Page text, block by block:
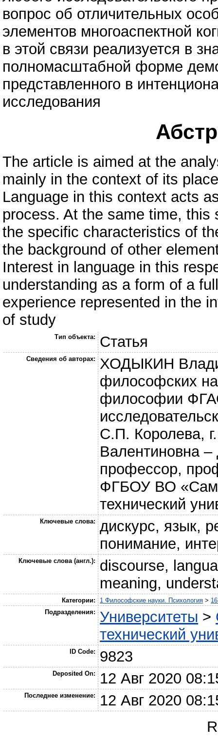
вопрос об отличительных
элементов многоаспектной
в этой связи реализуется в
полномасштабной форме
представленного в
исследования
The article is aimed at the
mainly in the context of its
Language in this context acts
process. At the same time,
the specific characteristics of
the background of other
Interest in language in this
understanding as a form of a
experience represented in the
of study
Тип объекта: Статья
Сведения об авторах:
ХОДЫКИН
философских
философии
С.П. Королева,
Валентиновна
профессор,
ФГБОУ ВО
технический
Ключевые слова:
дискурс, язык,
понимание,
Ключевые слова (англ.):
discourse,
meaning,
Категории: 1 Философские науки. Психология >
Подразделения:
Университеты >
технический
ID Code: 9823
Deposited On: 12 Авг 2020
Последнее изменение:
12 Авг 2020